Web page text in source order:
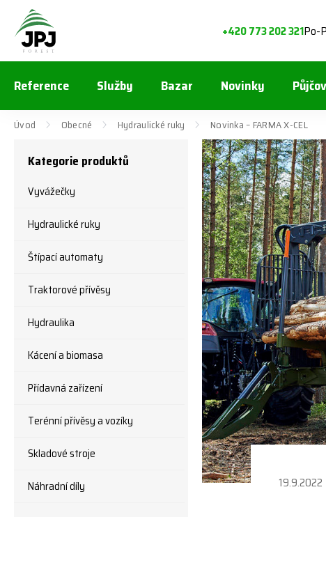
+420 773 202 321Po-
Reference Služby Bazar Novinky
Úvod Obecné Hydraulické ruky Novinka – FARMA X-CEL
Kategorie produktů
Vyvážečky
Hydraulické ruky
Štípací automaty
Traktorové přívěsy
Hydraulika
Kácení a biomasa
Přídavná zařízení
Terénní přívěsy a vozíky
Skladové stroje
Náhradní díly
19.9.2022